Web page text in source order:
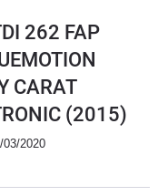
262 FAP
CARAT
(2015)
03/2020